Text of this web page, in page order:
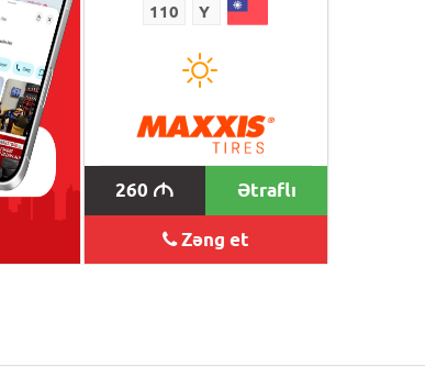
110 Y
260 M Ətraflı
Zəng et